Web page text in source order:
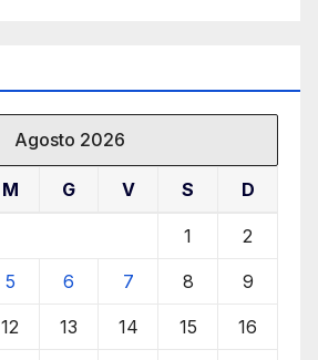
Agosto 2026
M G V S D
1 2
5 6 7 8 9
12 13 14 15 16